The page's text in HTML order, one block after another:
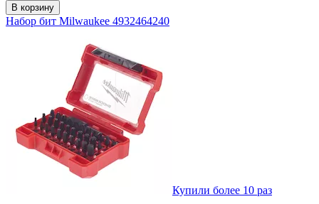
В корзину
Набор бит Milwaukee 4932464240
Купили более 10 раз